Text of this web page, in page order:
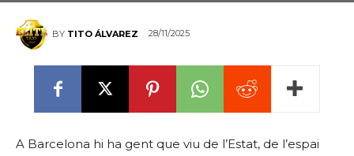
BY TITO ÁLVAREZ 28/11/2025
A Barcelona hi ha gent que viu de l’Estat, de l’espai